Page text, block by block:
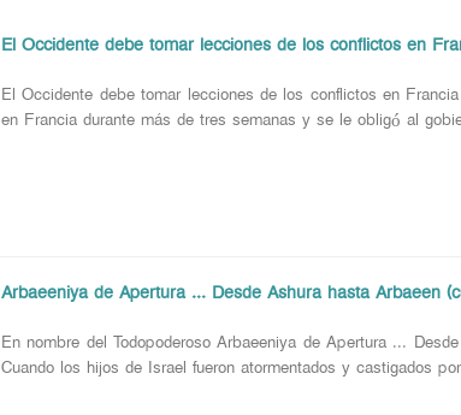
El Occidente debe tomar lecciones de los conflictos en
El Occidente debe tomar lecciones de los conflictos en
en Francia durante más de tres semanas y se le obligó al
Arbaeeniya de Apertura ... Desde Ashura hasta Arbaeen
En nombre del Todopoderoso Arbaeeniya de Apertura ...
Cuando los hijos de Israel fueron atormentados y castigados